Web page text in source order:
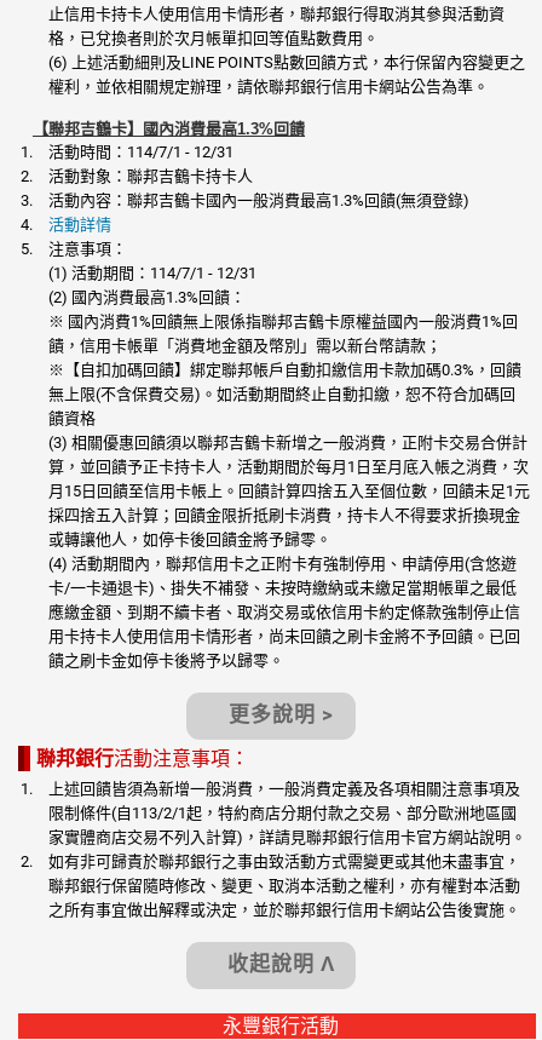
止信用卡持卡人使用信用卡情形者，聯邦銀行得取消其參與活動資
格，已兌換者則於次月帳單扣回等值點數費用。
(6) 上述活動細則及LINE POINTS點數回饋方式，本行保留內容變更之
權利，並依相關規定辦理，請依聯邦銀行信用卡網站公告為準。
【聯邦吉鶴卡】國內消費最高1.3%回饋
活動時間：114/7/1 - 12/31
活動對象：聯邦吉鶴卡持卡人
活動內容：聯邦吉鶴卡國內一般消費最高1.3%回饋(無須登錄)
活動詳情
注意事項：
(1) 活動期間：114/7/1 - 12/31
(2) 國內消費最高1.3%回饋：
※ 國內消費1%回饋無上限係指聯邦吉鶴卡原權益國內一般消費1%回
饋，信用卡帳單「消費地金額及幣別」需以新台幣請款；
※【自扣加碼回饋】綁定聯邦帳戶自動扣繳信用卡款加碼0.3%，回饋
無上限(不含保費交易)。如活動期間終止自動扣繳，恕不符合加碼回
饋資格
(3) 相關優惠回饋須以聯邦吉鶴卡新增之一般消費，正附卡交易合併計
算，並回饋予正卡持卡人，活動期間於每月1日至月底入帳之消費，次
月15日回饋至信用卡帳上。回饋計算四捨五入至個位數，回饋未足1元
採四捨五入計算；回饋金限折抵刷卡消費，持卡人不得要求折換現金
或轉讓他人，如停卡後回饋金將予歸零。
(4) 活動期間內，聯邦信用卡之正附卡有強制停用、申請停用(含悠遊
卡/一卡通退卡)、掛失不補發、未按時繳納或未繳足當期帳單之最低
應繳金額、到期不續卡者、取消交易或依信用卡約定條款強制停止信
用卡持卡人使用信用卡情形者，尚未回饋之刷卡金將不予回饋。已回
饋之刷卡金如停卡後將予以歸零。
更多說明 >
聯邦銀行活動注意事項：
上述回饋皆須為新增一般消費，一般消費定義及各項相關注意事項及
限制條件(自113/2/1起，特約商店分期付款之交易、部分歐洲地區國
家實體商店交易不列入計算)，詳請見聯邦銀行信用卡官方網站說明。
如有非可歸責於聯邦銀行之事由致活動方式需變更或其他未盡事宜，
聯邦銀行保留隨時修改、變更、取消本活動之權利，亦有權對本活動
之所有事宜做出解釋或決定，並於聯邦銀行信用卡網站公告後實施。
收起說明 Λ
永豐銀行活動